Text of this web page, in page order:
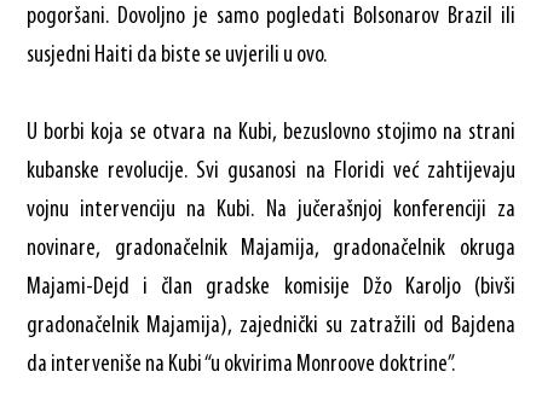
pogoršani. Dovoljno je samo pogledati Bolsonarov Brazil ili
susjedni Haiti da biste se uvjerili u ovo.
U borbi koja se otvara na Kubi, bezuslovno stojimo na strani
kubanske revolucije. Svi gusanosi na Floridi već zahtijevaju
vojnu intervenciju na Kubi. Na jučerašnjoj konferenciji za
novinare, gradonačelnik Majamija, gradonačelnik okruga
Majami-Dejd i član gradske komisije Džo Karoljo (bivši
gradonačelnik Majamija), zajednički su zatražili od Bajdena
da interveniše na Kubi “u okvirima Monroove doktrine”.